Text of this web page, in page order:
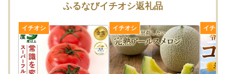
また、不備等があった返礼品は食べたり、飲んだり、捨てた
りせず、対応が決まるまで保管をお願いします。
保管されてない場合、代替品での対応等が難しい場合がござ
います。
到着日指定は承ることができません。備考欄に記載しても対
ふるなびイチオシ返礼品